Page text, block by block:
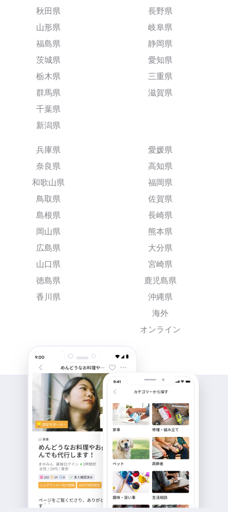
秋田県
山形県
福島県
茨城県
栃木県
群馬県
千葉県
新潟県
長野県
岐阜県
静岡県
愛知県
三重県
滋賀県
兵庫県
奈良県
和歌山県
鳥取県
島根県
岡山県
広島県
山口県
徳島県
香川県
愛媛県
高知県
福岡県
佐賀県
長崎県
熊本県
大分県
宮崎県
鹿児島県
沖縄県
海外
オンライン